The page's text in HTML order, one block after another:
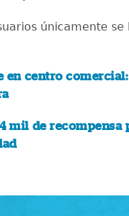
únicamente se
en centro
mil de recompensa